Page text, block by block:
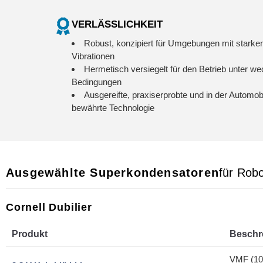
VERLÄSSLICHKEIT
Robust, konzipiert für Umgebungen mit
Vibrationen
Hermetisch versiegelt für den Betrieb unter
Bedingungen
Ausgereifte, praxiserprobte und in der
bewährte Technologie
Ausgewählte Superkondensatorenfür
Cornell Dubilier
Produkt
VMF